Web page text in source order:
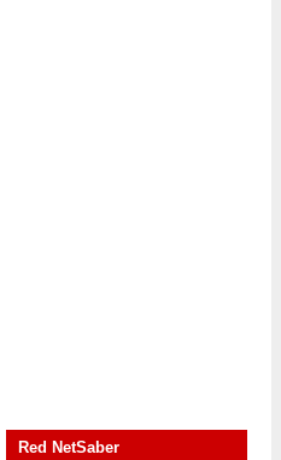
Red NetSaber